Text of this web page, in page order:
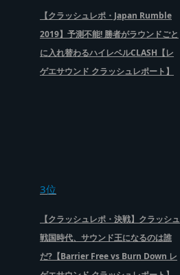
【クラッシュレポ・Japan Rumble
2019】予測不能! 勝者がラウンドごと
に入れ替わるハイレベルCLASH【レ
ゲエサウンド クラッシュレポート】
3位
【クラッシュレポ・決戦】クラッシュ
戦国時代、サウンド王になるのは誰
だ?【Barrier Free vs Burn Down レ